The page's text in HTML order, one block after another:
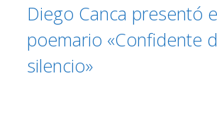
Diego Canca presentó
poemario «Confidente
silencio»